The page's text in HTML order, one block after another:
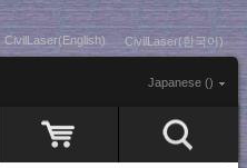
CivilLaser(English) CivilLaser(한국어)
Japanese ()